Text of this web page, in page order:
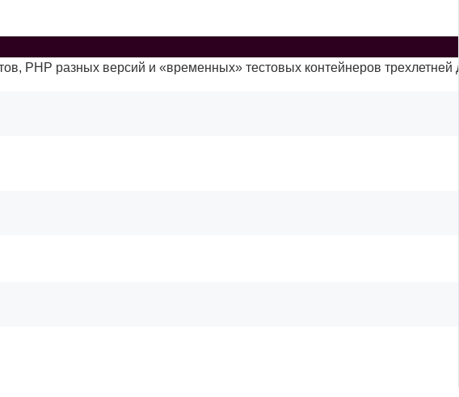
PHP разных версий и «временных» тестовых контейнеров трехлетней